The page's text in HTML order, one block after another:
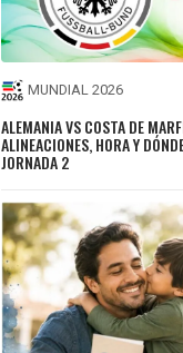
MUNDIAL 2026
ALEMANIA VS COSTA DE
ALINEACIONES, HORA Y
JORNADA 2